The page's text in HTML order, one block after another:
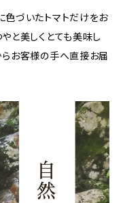
色づいたトマトだけをお
と美しくとても美味し
らお客様の手へ直接お届